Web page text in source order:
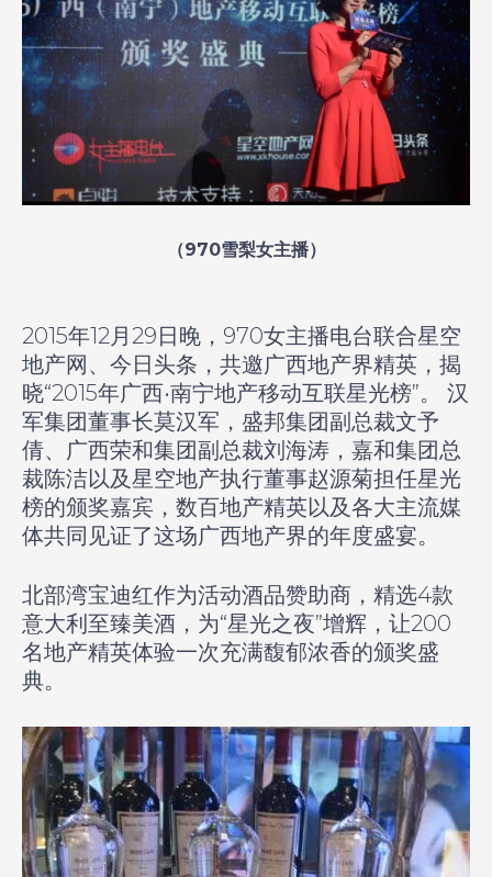
（970雪梨女主播）
2015年12月29日晚，970女主播电台联合星空
地产网、今日头条，共邀广西地产界精英，揭
晓“2015年广西•南宁地产移动互联星光榜”。 汉
军集团董事长莫汉军，盛邦集团副总裁文予
倩、广西荣和集团副总裁刘海涛，嘉和集团总
裁陈洁以及星空地产执行董事赵源菊担任星光
榜的颁奖嘉宾，数百地产精英以及各大主流媒
体共同见证了这场广西地产界的年度盛宴。
北部湾宝迪红作为活动酒品赞助商，精选4款
意大利至臻美酒，为“星光之夜”增辉，让200
名地产精英体验一次充满馥郁浓香的颁奖盛
典。